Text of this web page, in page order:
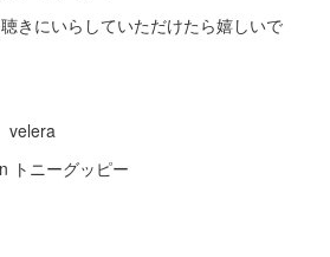
きにいらしていただけたら嬉しいで
velera
トニーグッピー